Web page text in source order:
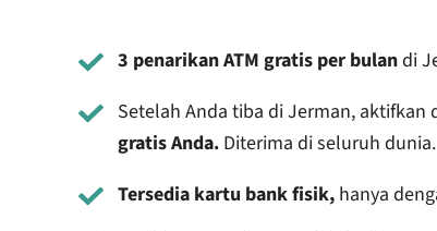
3 penarikan ATM gratis per bulandi
Setelah Anda tiba di Jerman, aktifkan
gratis Anda. Diterima di seluruh dunia.
Tersedia kartu bank fisik, hanya